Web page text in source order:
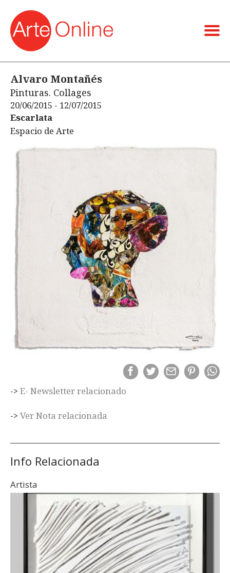
Alvaro Montañés
Pinturas. Collages
20/06/2015 - 12/07/2015
Escarlata
Espacio de Arte
-> E- Newsletter relacionado
-> Ver Nota relacionada
Info Relacionada
Artista